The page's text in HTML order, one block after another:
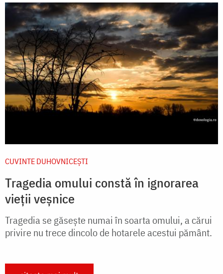
CUVINTE DUHOVNICEȘTI
Tragedia omului constă în ignorarea
vieții veșnice
Tragedia se găsește numai în soarta omului, a cărui
privire nu trece dincolo de hotarele acestui pământ.